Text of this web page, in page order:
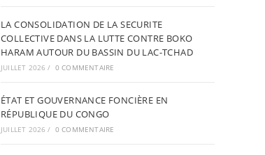
LA CONSOLIDATION DE LA SECURITE
COLLECTIVE DANS LA LUTTE CONTRE BOKO
HARAM AUTOUR DU BASSIN DU LAC-TCHAD
JUILLET 2026 / 0 COMMENTAIRE
ÉTAT ET GOUVERNANCE FONCIÈRE EN
RÉPUBLIQUE DU CONGO
JUILLET 2026 / 0 COMMENTAIRE